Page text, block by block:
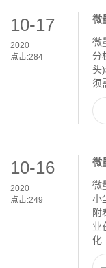
10-17
2020
点击:284
微
微
分
头
须
10-16
2020
点击:249
微
微
小
附
业
化